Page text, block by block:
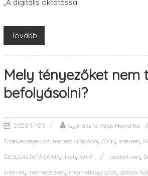
„A digitális oktatással
Tovább
Mely tényezőket nem
befolyásolni?
2020-11-23 Gyurászné Papp Hajnalka
Érdekességek az internet világából, GYIK, Internet,
SZOLGÁLTATÁSAINK, Tech, Wi-Fi adatátvitel,
internet, internetelérés, internetkapcsolat, otthoni